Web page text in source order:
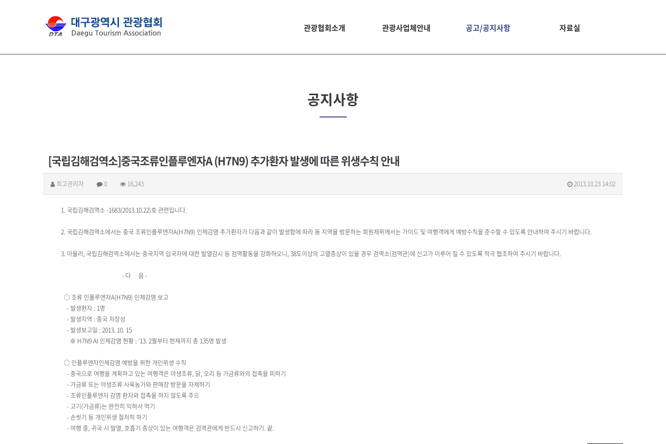
관광협회소개 관광사업체안내 공고/공지사항 자료실
공지사항
[국립김해검역소]중국조류인플루엔자A (H7N9) 추가환자 발생에 따른 위생수칙 안내
최고관리자 0 16,243 2013.10.23 14:02
1. 국립김해검역소 -1683(2013.10.22)호 관련입니다.
2. 국립김해검역소에서는 중국 조류인플루엔자A(H7N9) 인체감염 추가환자가 다음과 같이 발생함에 따라 동 지역을 방문하는 회원제위께서는 가이드 및 여행객에게 예방수칙을 준수할 수 있도록 안내하여 주시기 바랍니다.
3. 아울러, 국립김해검역소에서는 중국지역 입국자에 대한 발열감시 등 검역활동을 강화하오니, 38도이상의 고열증상이 있을 경우 검역소(검역관)에 신고가 이루어 질 수 있도록 적극 협조하여 주시기 바랍니다.
- 다 음 -
○ 조류 인플루엔자A(H7N9) 인체감염 보고
- 발생환자 : 1명
- 발생지역 : 중국 저장성
- 발생보고일 : 2013. 10. 15
※ H7N9 AI 인체감염 현황 : '13. 2월부터 현재까지 총 135명 발생
○ 인플루엔자인체감염 예방을 위한 개인위생 수칙
- 중국으로 여행을 계획하고 있는 여행객은 야생조류, 닭, 오리 등 가금류와의 접촉을 피하기
- 가금류 또는 야생조류 사육농가와 판매장 방문을 자제하기
- 조류인플루엔자 감염 환자와 접촉을 하지 않도록 주으
- 고기(가금류)는 완전히 익혀서 먹기
- 손씻기 등 개인위생 철저히 하기
- 여행 중, 귀국 시 발열, 호흡기 증상이 있는 여행객은 검역관에게 반드시 신고하기. 끝.